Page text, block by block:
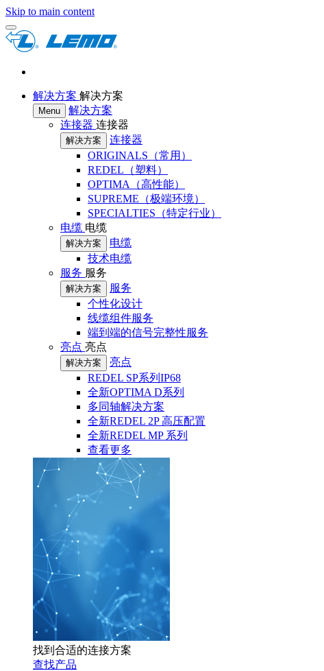
Skip to main content
解决方案 解决方案
Menu
解决方案
连接器 连接器
解决方案
连接器
ORIGINALS（常用）
REDEL（塑料）
OPTIMA（高性能）
SUPREME（极端环境）
SPECIALTIES（特定行业）
电缆 电缆
解决方案
电缆
技术电缆
服务 服务
解决方案
服务
个性化设计
线缆组件服务
端到端的信号完整性服务
亮点 亮点
解决方案
亮点
REDEL SP系列IP68
全新OPTIMA D系列
多同轴解决方案
全新REDEL 2P 高压配置
全新REDEL MP 系列
查看更多
找到合适的连接方案
查找产品